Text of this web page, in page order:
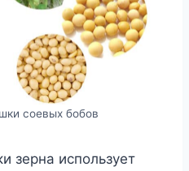
соевых бобов
зерна использует